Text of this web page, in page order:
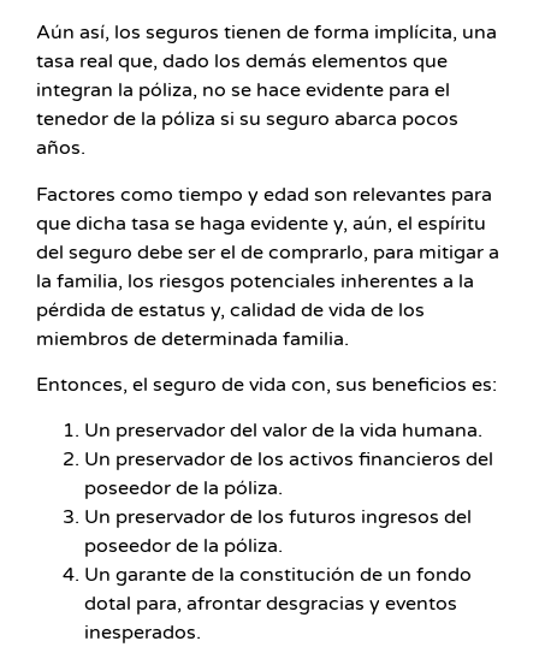
Aún así, los seguros tienen de forma implícita, una
tasa real que, dado los demás elementos que
integran la póliza, no se hace evidente para el
tenedor de la póliza si su seguro abarca pocos
años.
Factores como tiempo y edad son relevantes para
que dicha tasa se haga evidente y, aún, el espíritu
del seguro debe ser el de comprarlo, para mitigar a
la familia, los riesgos potenciales inherentes a la
pérdida de estatus y, calidad de vida de los
miembros de determinada familia.
Entonces, el seguro de vida con, sus beneficios es:
Un preservador del valor de la vida humana.
Un preservador de los activos financieros del
poseedor de la póliza.
Un preservador de los futuros ingresos del
poseedor de la póliza.
Un garante de la constitución de un fondo
dotal para, afrontar desgracias y eventos
inesperados.